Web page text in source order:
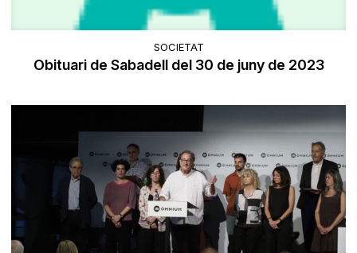
SOCIETAT
Obituari de Sabadell del 30 de juny de 2023